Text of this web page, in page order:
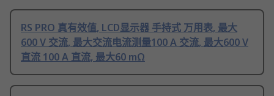
RS PRO 真有效值, LCD显示器 手持式 万用表, 最大
600 V 交流, 最大交流电流测量100 A 交流, 最大600 V
直流 100 A 直流, 最大60 mΩ